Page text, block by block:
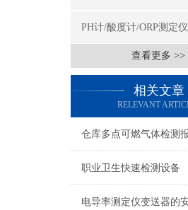
PH计/酸度计/ORP测定仪
查看更多 >>
相关文章
RELEVANT
职业卫生快速检测设备
电导率测定仪变送器的